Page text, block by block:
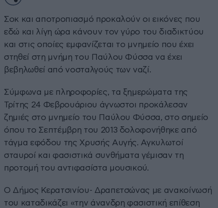
Σοκ και αποτροπιασμό προκαλούν οι εικόνες που
εδώ και λίγη ώρα κάνουν τον γύρο του διαδικτύου
και στις οποίες εμφανίζεται το μνημείο που έχει
στηθεί στη μνήμη του Παύλου Φύσσα να έχει
βεβηλωθεί από νοσταλγούς των ναζί.
Σύμφωνα με πληροφορίες, τα ξημερώματα της
Τρίτης 24 Φεβρουάριου άγνωστοι προκάλεσαν
ζημιές στο μνημείο του Παύλου Φύσσα, στο σημείο
όπου το Σεπτέμβρη του 2013 δολοφονήθηκε από
τάγμα εφόδου της Χρυσής Αυγής. Αγκυλωτοί
σταυροί και φασιστικά συνθήματα γέμισαν τη
προτομή του αντιφασίστα μουσικού.
Ο Δήμος Κερατσινίου- Δραπετσώνας με ανακοίνωσή
του καταδικάζει «την άνανδρη φασιστική επίθεση